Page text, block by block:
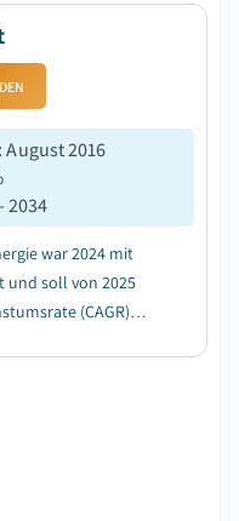
jährliche...
:August 2016
2034
war 2024 mit
und soll von 2025
(CAGR)